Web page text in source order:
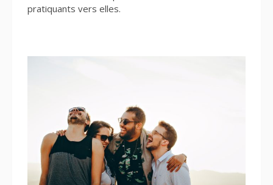
pratiquants vers elles.